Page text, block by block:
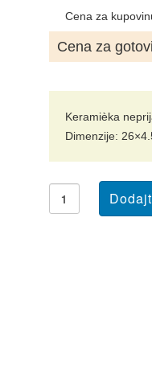
Cena za
Cena za
Keramièka
Dimenzije: